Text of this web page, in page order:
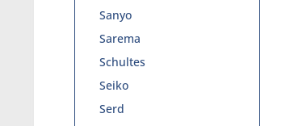
Sanyo
Sarema
Schultes
Seiko
Serd